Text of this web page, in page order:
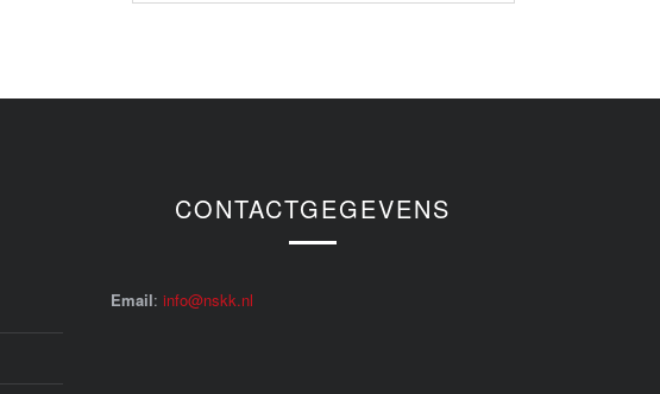
CONTACTGEGEVENS
Email: info@nskk.nl